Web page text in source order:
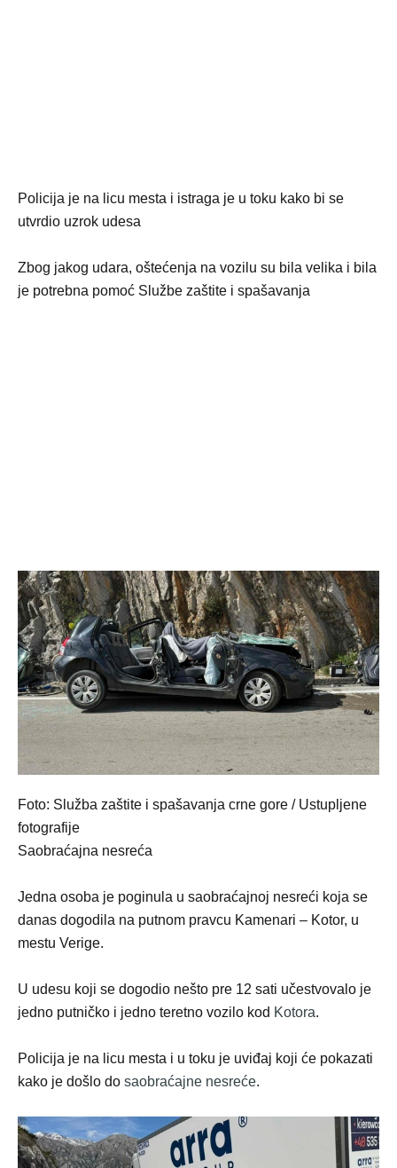
Policija je na licu mesta i istraga je u toku kako bi se
utvrdio uzrok udesa
Zbog jakog udara, oštećenja na vozilu su bila velika i bila
je potrebna pomoć Službe zaštite i spašavanja
Foto: Služba zaštite i spašavanja crne gore / Ustupljene
fotografije
Saobraćajna nesreća
Jedna osoba je poginula u saobraćajnoj nesreći koja se
danas dogodila na putnom pravcu Kamenari – Kotor, u
mestu Verige.
U udesu koji se dogodio nešto pre 12 sati učestvovalo je
jedno putničko i jedno teretno vozilo kod Kotora.
Policija je na licu mesta i u toku je uviđaj koji će pokazati
kako je došlo do saobraćajne nesreće.